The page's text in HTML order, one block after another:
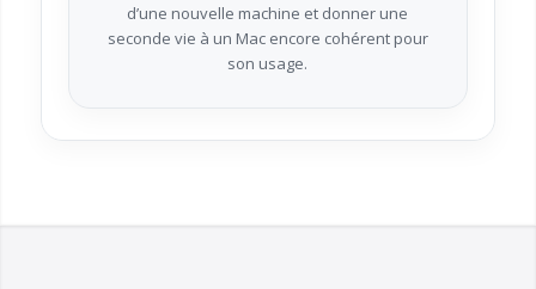
d’une nouvelle machine et donner une
seconde vie à un Mac encore cohérent pour
son usage.